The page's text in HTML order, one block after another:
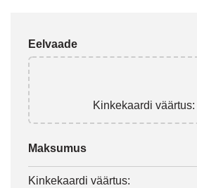
Eelvaade
Kinkekaardi väärtus:
Maksumus
Kinkekaardi väärtus: